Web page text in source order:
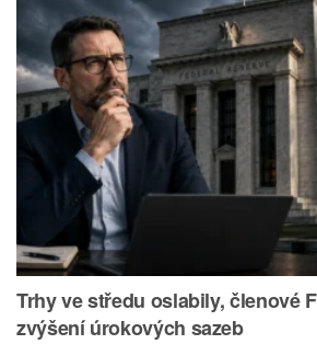
Trhy ve středu oslabily, členové
zvýšení úrokových sazeb